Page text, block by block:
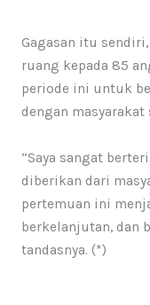
Gagasan itu
ruang kepada 85
periode ini untuk
dengan
“Saya sangat
diberikan dari
pertemuan ini
berkelanjutan, dan
tandasnya. (*)